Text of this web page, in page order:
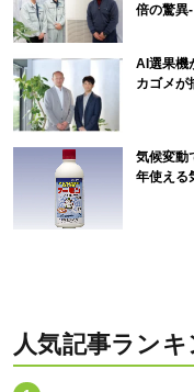
倍の驚異-
AI選果機
カゴメが
気候変動
年使える
人気記事ラン